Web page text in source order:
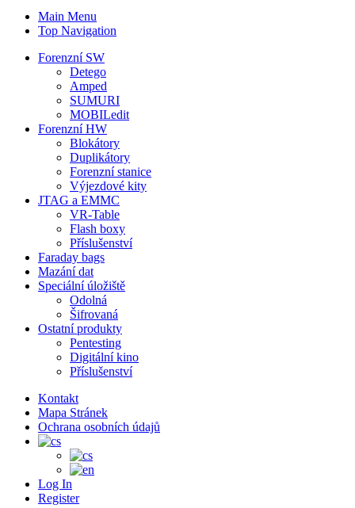
Main Menu
Top Navigation
Forenzní SW
Detego
Amped
SUMURI
MOBILedit
Forenzní HW
Blokátory
Duplikátory
Forenzní stanice
Výjezdové kity
JTAG a EMMC
VR-Table
Flash boxy
Příslušenství
Faraday bags
Mazání dat
Speciální úložiště
Odolná
Šifrovaná
Ostatní produkty
Pentesting
Digitální kino
Příslušenství
Kontakt
Mapa Stránek
Ochrana osobních údajů
Log In
Register